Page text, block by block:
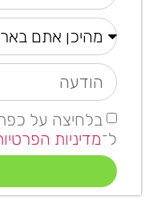
בלחיצה על
ל־מדיניות